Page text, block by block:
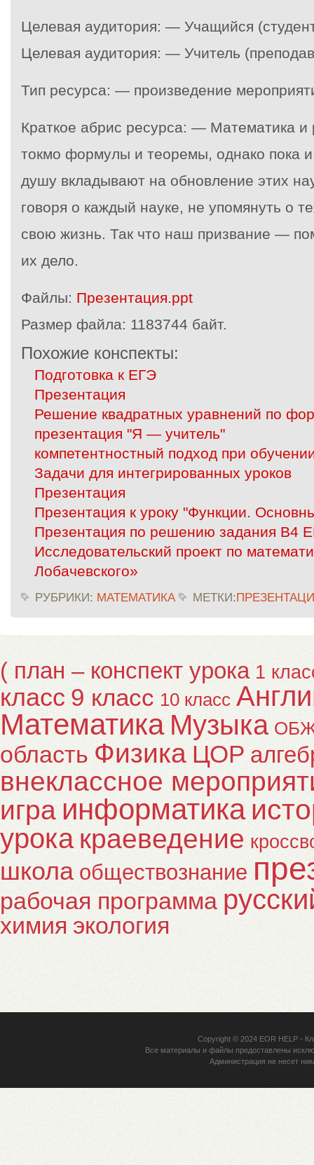
Целевая аудитория: — Учащийся
Целевая аудитория: — Учитель
Тип ресурса: — произведение
Краткое абрис ресурса: — Математика
токмо формулы и теоремы, однако пока
душу вкладывают на обновление этих
говоря о каждый науке, не упомянуть о
свою жизнь. Так что наш призвание —
их дело.
Файлы: Презентация.ppt
Размер файла: 1183744 байт.
Похожие конспекты:
Подготовка к ЕГЭ
Презентация
Решение квадратных уравнений по
презентация "Я — учитель"
компетентностный подход при
Задачи для интегрированных уроков
Презентация
Презентация к уроку "Функции.
Презентация по решению задания В4
Исследовательский проект по
Лобачевского»
РУБРИКИ: МАТЕМАТИКА МЕТКИ:
( план – конспект урока 1
класс 9 класс 10 класс
Математика Музыка
область Физика ЦОР
внеклассное
игра информатика
урока краеведение
школа обществознание
рабочая программа
химия экология
Copyright © 2024 EOR HELP-
Все материалы и файлы предоставлены
Администрация не несет